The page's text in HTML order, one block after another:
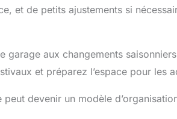
et de petits ajustements si
garage aux changements
et préparez l’espace pour les
devenir un modèle